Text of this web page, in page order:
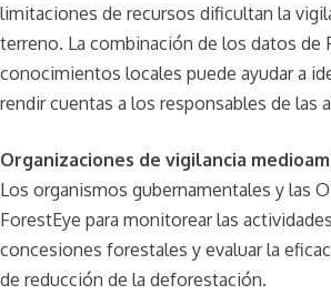
limitaciones de recursos dificultan la
terreno. La combinación de los datos de
conocimientos locales puede ayudar a
rendir cuentas a los responsables de las
Organizaciones de vigilancia
Los organismos gubernamentales y las
ForestEye para monitorear las
concesiones forestales y evaluar la
de reducción de la deforestación.